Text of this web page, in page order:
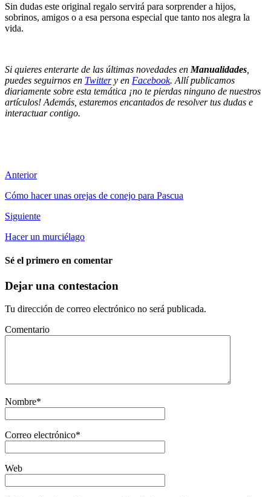
Sin dudas este original regalo servirá para sorprender a hijos,
sobrinos, amigos o a esa persona especial que tanto nos alegra la
vida.
Si quieres enterarte de las últimas novedades en Manualidades
puedes seguirnos en Twittery en Facebook. Allí publicamos
diariamente sobre esta temática ¡no te pierdas ninguno de nuestros
artículos! Además, estaremos encantados de resolver tus dudas e
interactuar contigo.
Anterior
Cómo hacer unas orejas de conejo para Pascua
Siguiente
Hacer un murciélago
Sé el primero en comentar
Dejar una contestacion
Tu dirección de correo electrónico no será publicada.
Comentario
Nombre*
Correo electrónico*
Web